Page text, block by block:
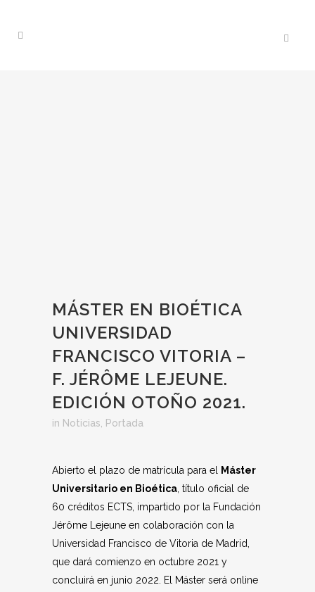
MÁSTER EN BIOÉTICA
UNIVERSIDAD
FRANCISCO VITORIA –
F. JÉRÔME LEJEUNE.
EDICIÓN OTOÑO 2021.
in Noticias Portada
Abierto el plazo de matrícula para el
Máster
Universitario en Bioética , título oficial de
60 créditos ECTS, impartido por la Fundación
Jérôme Lejeune en colaboración con la
Universidad Francisco de Vitoria de Madrid,
que dará comienzo en octubre 2021 y
concluirá en junio 2022. El Máster será online